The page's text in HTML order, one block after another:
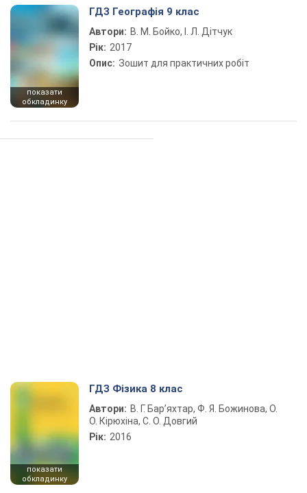
показати
обкладинку
ГДЗ Географія 9 клас
Автори: В. М. Бойко, І. Л. Дітчук
Рік: 2017
Опис: Зошит для практичних робіт
показати
обкладинку
ГДЗ Фізика 8 клас
Автори: В. Г. Бар’яхтар, Ф. Я. Божинова, О.
О. Кірюхіна, С. О. Довгий
Рік: 2016